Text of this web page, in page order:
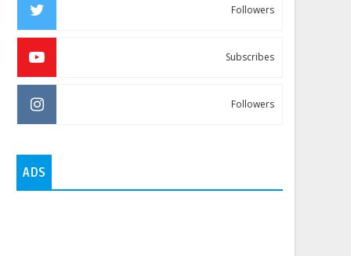
Followers
Subscribes
Followers
ADS